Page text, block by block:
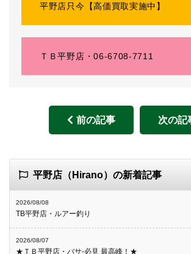
平野店只今【高価買取実施中】
ＴＢ平野店・06-6708-7711
前の記事 次の記
平野店（Hirano）の新着記事
2026/08/08
TB平野店・ルアー釣り
2026/08/07
★ＴＢ平野店・バサ-必見 最高峰！★